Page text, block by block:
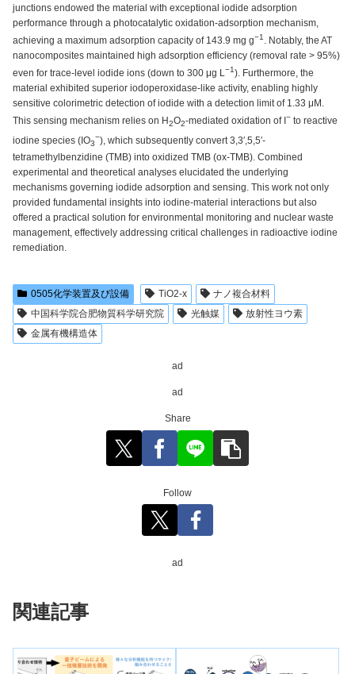
junctions endowed the material with exceptional iodide adsorption
performance through a photocatalytic oxidation-adsorption mechanism,
achieving a maximum adsorption capacity of 143.9 mg g−1. Notably, the AT
nanocomposites maintained high adsorption efficiency (removal rate > 95%)
even for trace-level iodide ions (down to 300 μg L−1). Furthermore, the
material exhibited superior iodoperoxidase-like activity, enabling highly
sensitive colorimetric detection of iodide with a detection limit of 1.33 μM.
This sensing mechanism relies on H2O2-mediated oxidation of I − to reactive
iodine species (IO3
−), which subsequently convert 3,3′,5,5′-
tetramethylbenzidine (TMB) into oxidized TMB (ox-TMB). Combined
experimental and theoretical analyses elucidated the underlying
mechanisms governing iodide adsorption and sensing. This work not only
provided fundamental insights into iodine-material interactions but also
offered a practical solution for environmental monitoring and nuclear waste
management, effectively addressing critical challenges in radioactive iodine
remediation.
0505化学装置及び設備 TiO2-x
ナノ複合材料
中国科学院合肥物質科学研究院
光触媒
放射性ヨウ素
金属有機構造体
ad
ad
Share
Follow
ad
関連記事